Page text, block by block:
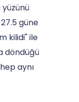
güne
kilidi" ile
döndüğü
aynı